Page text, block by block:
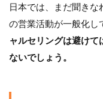
いる
ビジ
パー
ソン
日本では、まだ聞き
の営業活動が一般化し
ャルセリングは避け
ないでしょう。